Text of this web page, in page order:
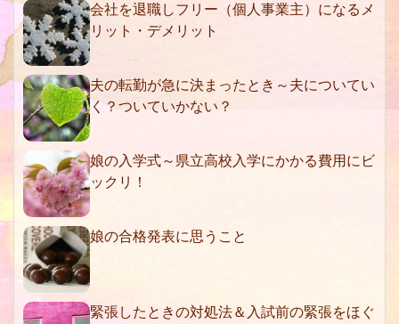
会社を退職しフリー（個人事業主）になるメ
リット・デメリット
夫の転勤が急に決まったとき～夫についてい
く？ついていかない？
娘の入学式～県立高校入学にかかる費用にビ
ックリ！
娘の合格発表に思うこと
緊張したときの対処法＆入試前の緊張をほぐ